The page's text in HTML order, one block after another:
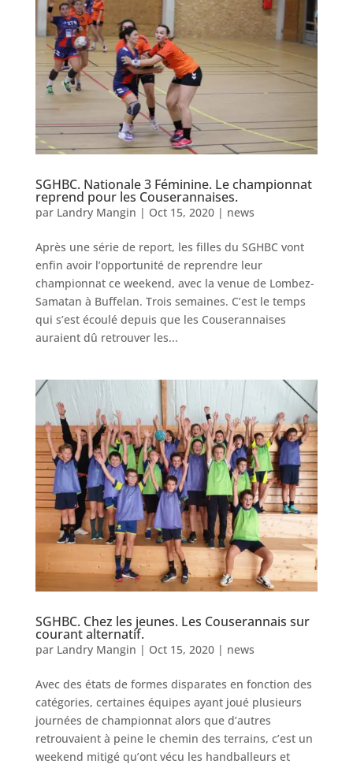
SGHBC. Nationale 3 Féminine. Le championnat
reprend pour les Couserannaises.
par Landry Mangin | Oct 15, 2020| news
Après une série de report, les filles du SGHBC vont
enfin avoir l’opportunité de reprendre leur
championnat ce weekend, avec la venue de Lombez-
Samatan à Buffelan. Trois semaines. C’est le temps
qui s’est écoulé depuis que les Couserannaises
auraient dû retrouver les...
SGHBC. Chez les jeunes. Les Couserannais sur
courant alternatif.
par Landry Mangin | Oct 15, 2020| news
Avec des états de formes disparates en fonction des
catégories, certaines équipes ayant joué plusieurs
journées de championnat alors que d’autres
retrouvaient à peine le chemin des terrains, c’est un
weekend mitigé qu’ont vécu les handballeurs et